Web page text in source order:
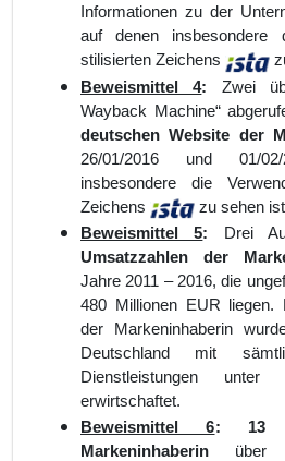
Informationen zu der
auf denen insbesondere
stilisierten Zeichens
Beweismittel 4: Zwei
Wayback Machine“
deutschen Website der
26/01/2016 und 01/
insbesondere die
Zeichens
zu sehen
Beweismittel 5: Drei
Umsatzzahlen der
Jahre 2011 – 2016, die
480 Millionen EUR liegen.
der Markeninhaberin
Deutschland mit
Dienstleistungen
erwirtschaftet.
Beweismittel 6:
13
Markeninhaberin über